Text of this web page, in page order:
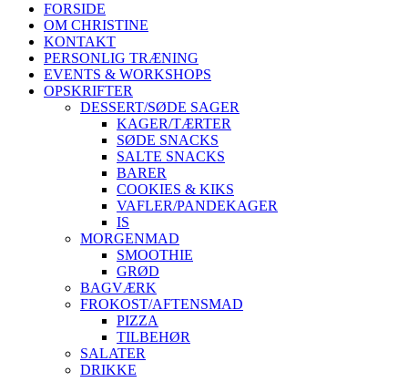
FORSIDE
OM CHRISTINE
KONTAKT
PERSONLIG TRÆNING
EVENTS & WORKSHOPS
OPSKRIFTER
DESSERT/SØDE SAGER
KAGER/TÆRTER
SØDE SNACKS
SALTE SNACKS
BARER
COOKIES & KIKS
VAFLER/PANDEKAGER
IS
MORGENMAD
SMOOTHIE
GRØD
BAGVÆRK
FROKOST/AFTENSMAD
PIZZA
TILBEHØR
SALATER
DRIKKE